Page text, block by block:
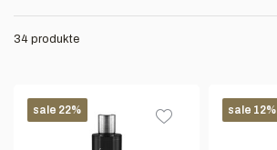
34 produkte
sale 22% sale 12%